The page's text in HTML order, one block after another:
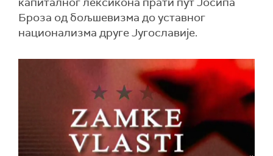
Броза од бољшевизма до уставног
национализма друге Југославије.